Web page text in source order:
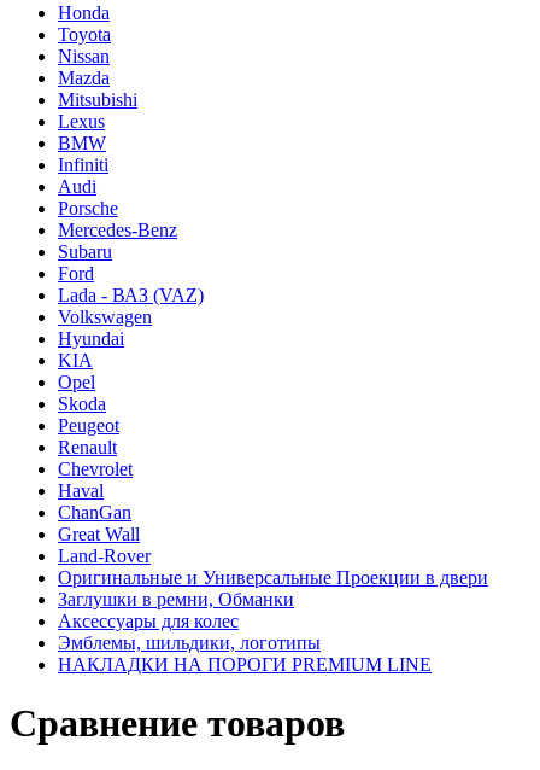
Honda
Toyota
Nissan
Mazda
Mitsubishi
Lexus
BMW
Infiniti
Audi
Porsche
Mercedes-Benz
Subaru
Ford
Lada - ВАЗ (VAZ)
Volkswagen
Hyundai
KIA
Opel
Skoda
Peugeot
Renault
Chevrolet
Haval
ChanGan
Great Wall
Land-Rover
Оригинальные и Универсальные Проекции в двери
Заглушки в ремни, Обманки
Аксессуары для колес
Эмблемы, шильдики, логотипы
НАКЛАДКИ НА ПОРОГИ PREMIUM LINE
Сравнение товаров